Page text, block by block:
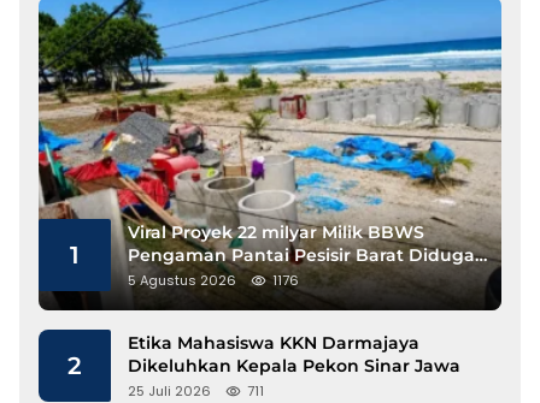
1
Viral Proyek 22 milyar Milik BBWS
Pengaman Pantai Pesisir Barat Diduga
Gunakan Besi Banci
5 Agustus 2026 1176
2
Etika Mahasiswa KKN Darmajaya
Dikeluhkan Kepala Pekon Sinar Jawa
25 Juli 2026 711